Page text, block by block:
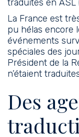
traduites en ASL
La France est
pu hélas encore
événements
spéciales des
Président de la
n’étaient
Des